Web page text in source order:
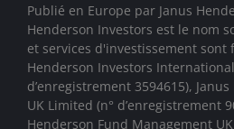
Publié en Europe par Janus
Henderson Investors est le nom
et services d'investissement sont
Henderson Investors
d’enregistrement 3594615),
UK Limited (n° d’enregistrement
Henderson Fund Management